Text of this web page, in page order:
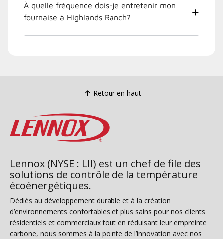
À quelle fréquence dois-je entretenir mon
fournaise à Highlands Ranch?
Retour en haut
Lennox (NYSE : LII) est un chef de file des
solutions de contrôle de la température
écoénergétiques.
Dédiés au développement durable et à la création
d’environnements confortables et plus sains pour nos clients
résidentiels et commerciaux tout en réduisant leur empreinte
carbone, nous sommes à la pointe de l’innovation avec nos